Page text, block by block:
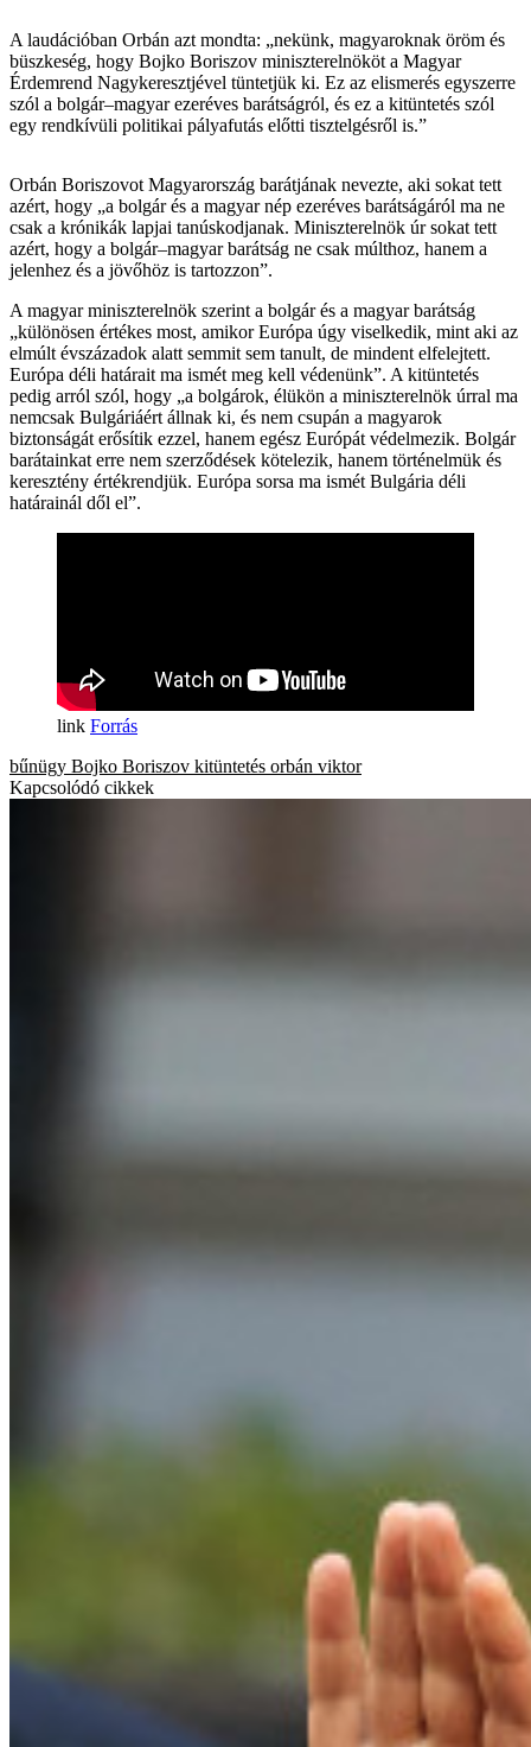
A laudációban Orbán azt mondta: „nekünk, magyaroknak öröm és
büszkeség, hogy Bojko Boriszov miniszterelnököt a Magyar
Érdemrend Nagykeresztjével tüntetjük ki. Ez az elismerés egyszerre
szól a bolgár–magyar ezeréves barátságról, és ez a kitüntetés szól
egy rendkívüli politikai pályafutás előtti tisztelgésről is.”
Orbán Boriszovot Magyarország barátjának nevezte, aki sokat tett
azért, hogy „a bolgár és a magyar nép ezeréves barátságáról ma ne
csak a krónikák lapjai tanúskodjanak. Miniszterelnök úr sokat tett
azért, hogy a bolgár–magyar barátság ne csak múlthoz, hanem a
jelenhez és a jövőhöz is tartozzon”.
A magyar miniszterelnök szerint a bolgár és a magyar barátság
„különösen értékes most, amikor Európa úgy viselkedik, mint aki az
elmúlt évszázadok alatt semmit sem tanult, de mindent elfelejtett.
Európa déli határait ma ismét meg kell védenünk”. A kitüntetés
pedig arról szól, hogy „a bolgárok, élükön a miniszterelnök úrral ma
nemcsak Bulgáriáért állnak ki, és nem csupán a magyarok
biztonságát erősítik ezzel, hanem egész Európát védelmezik. Bolgár
barátainkat erre nem szerződések kötelezik, hanem történelmük és
keresztény értékrendjük. Európa sorsa ma ismét Bulgária déli
határainál dől el”.
Forrás
bűnügy Bojko Boriszov kitüntetés orbán viktor
Kapcsolódó cikkek